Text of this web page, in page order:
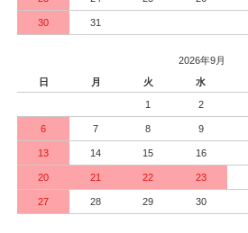
30 31
2026年9月
日
月 火 水
1 2
6 7 8 9
13 14 15 16
20 21 22 23
27 28 29 30